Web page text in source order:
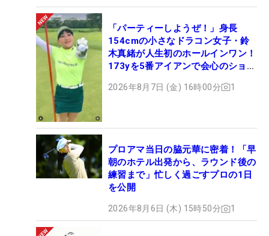
「パーティーしようぜ！」身長
154cmの小さなドラコン女子・鈴
木真緒が人生初のホールインワン！
173yを5番アイアンで会心のショッ
2026年8月7日 (金) 16時00分 1
プロアマ当日の脇元華に密着！「早
朝のホテル出発から、ラウンド後の
練習まで」忙しく過ごすプロの1日
を公開
2026年8月6日 (木) 15時50分 1